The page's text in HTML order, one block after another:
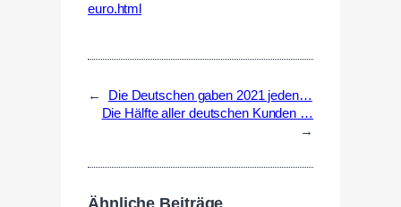
euro.html
←
Die Deutschen gaben 2021 jeden…
Die Hälfte aller deutschen Kunden …
→